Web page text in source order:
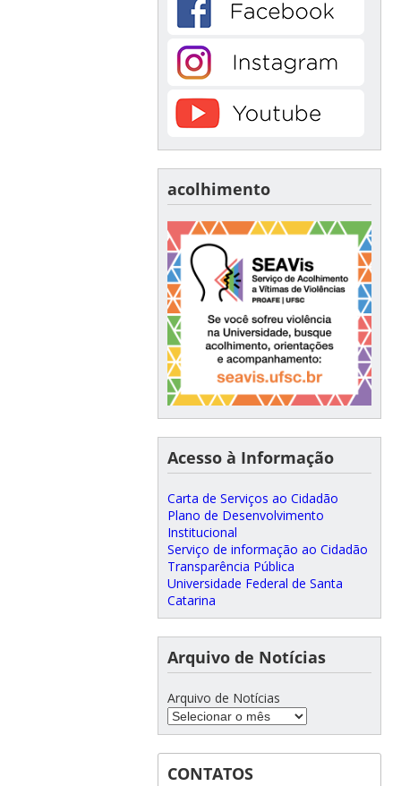
acolhimento
Acesso à Informação
Carta de Serviços ao Cidadão
Plano de Desenvolvimento
Institucional
Serviço de informação ao Cidadão
Transparência Pública
Universidade Federal de Santa
Catarina
Arquivo de Notícias
Arquivo de Notícias
CONTATOS